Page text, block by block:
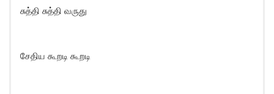
சுத்தி சுத்தி வருது
சேதிய கூறடி கூறடி